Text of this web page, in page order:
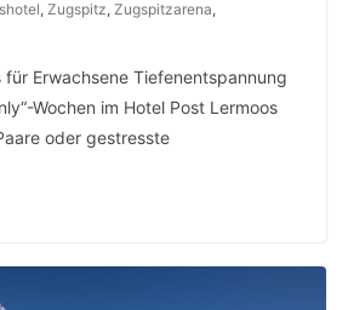
, Zugspitz, Zugspitzarena,
für Erwachsene Tiefenentspannung
Wochen im Hotel Post Lermoos
oder gestresste